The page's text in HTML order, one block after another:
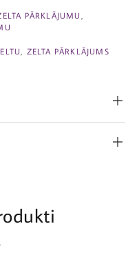
PĀRKLĀJUMU
ZELTA PĀRKLĀJUMS